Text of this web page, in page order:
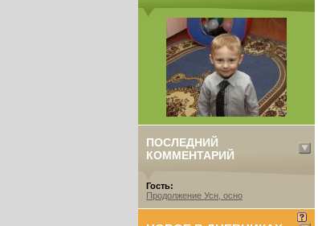
ПОСЛЕДНИЙ
КОММЕНТАРИЙ
Гость:
Продолжение Усн, осно